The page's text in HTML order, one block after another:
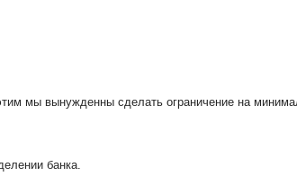
мы вынужденны сделать ограничение на
банка.